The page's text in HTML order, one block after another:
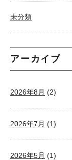
未分類
アーカイブ
2026年8月 (2)
2026年7月 (1)
2026年5月 (1)